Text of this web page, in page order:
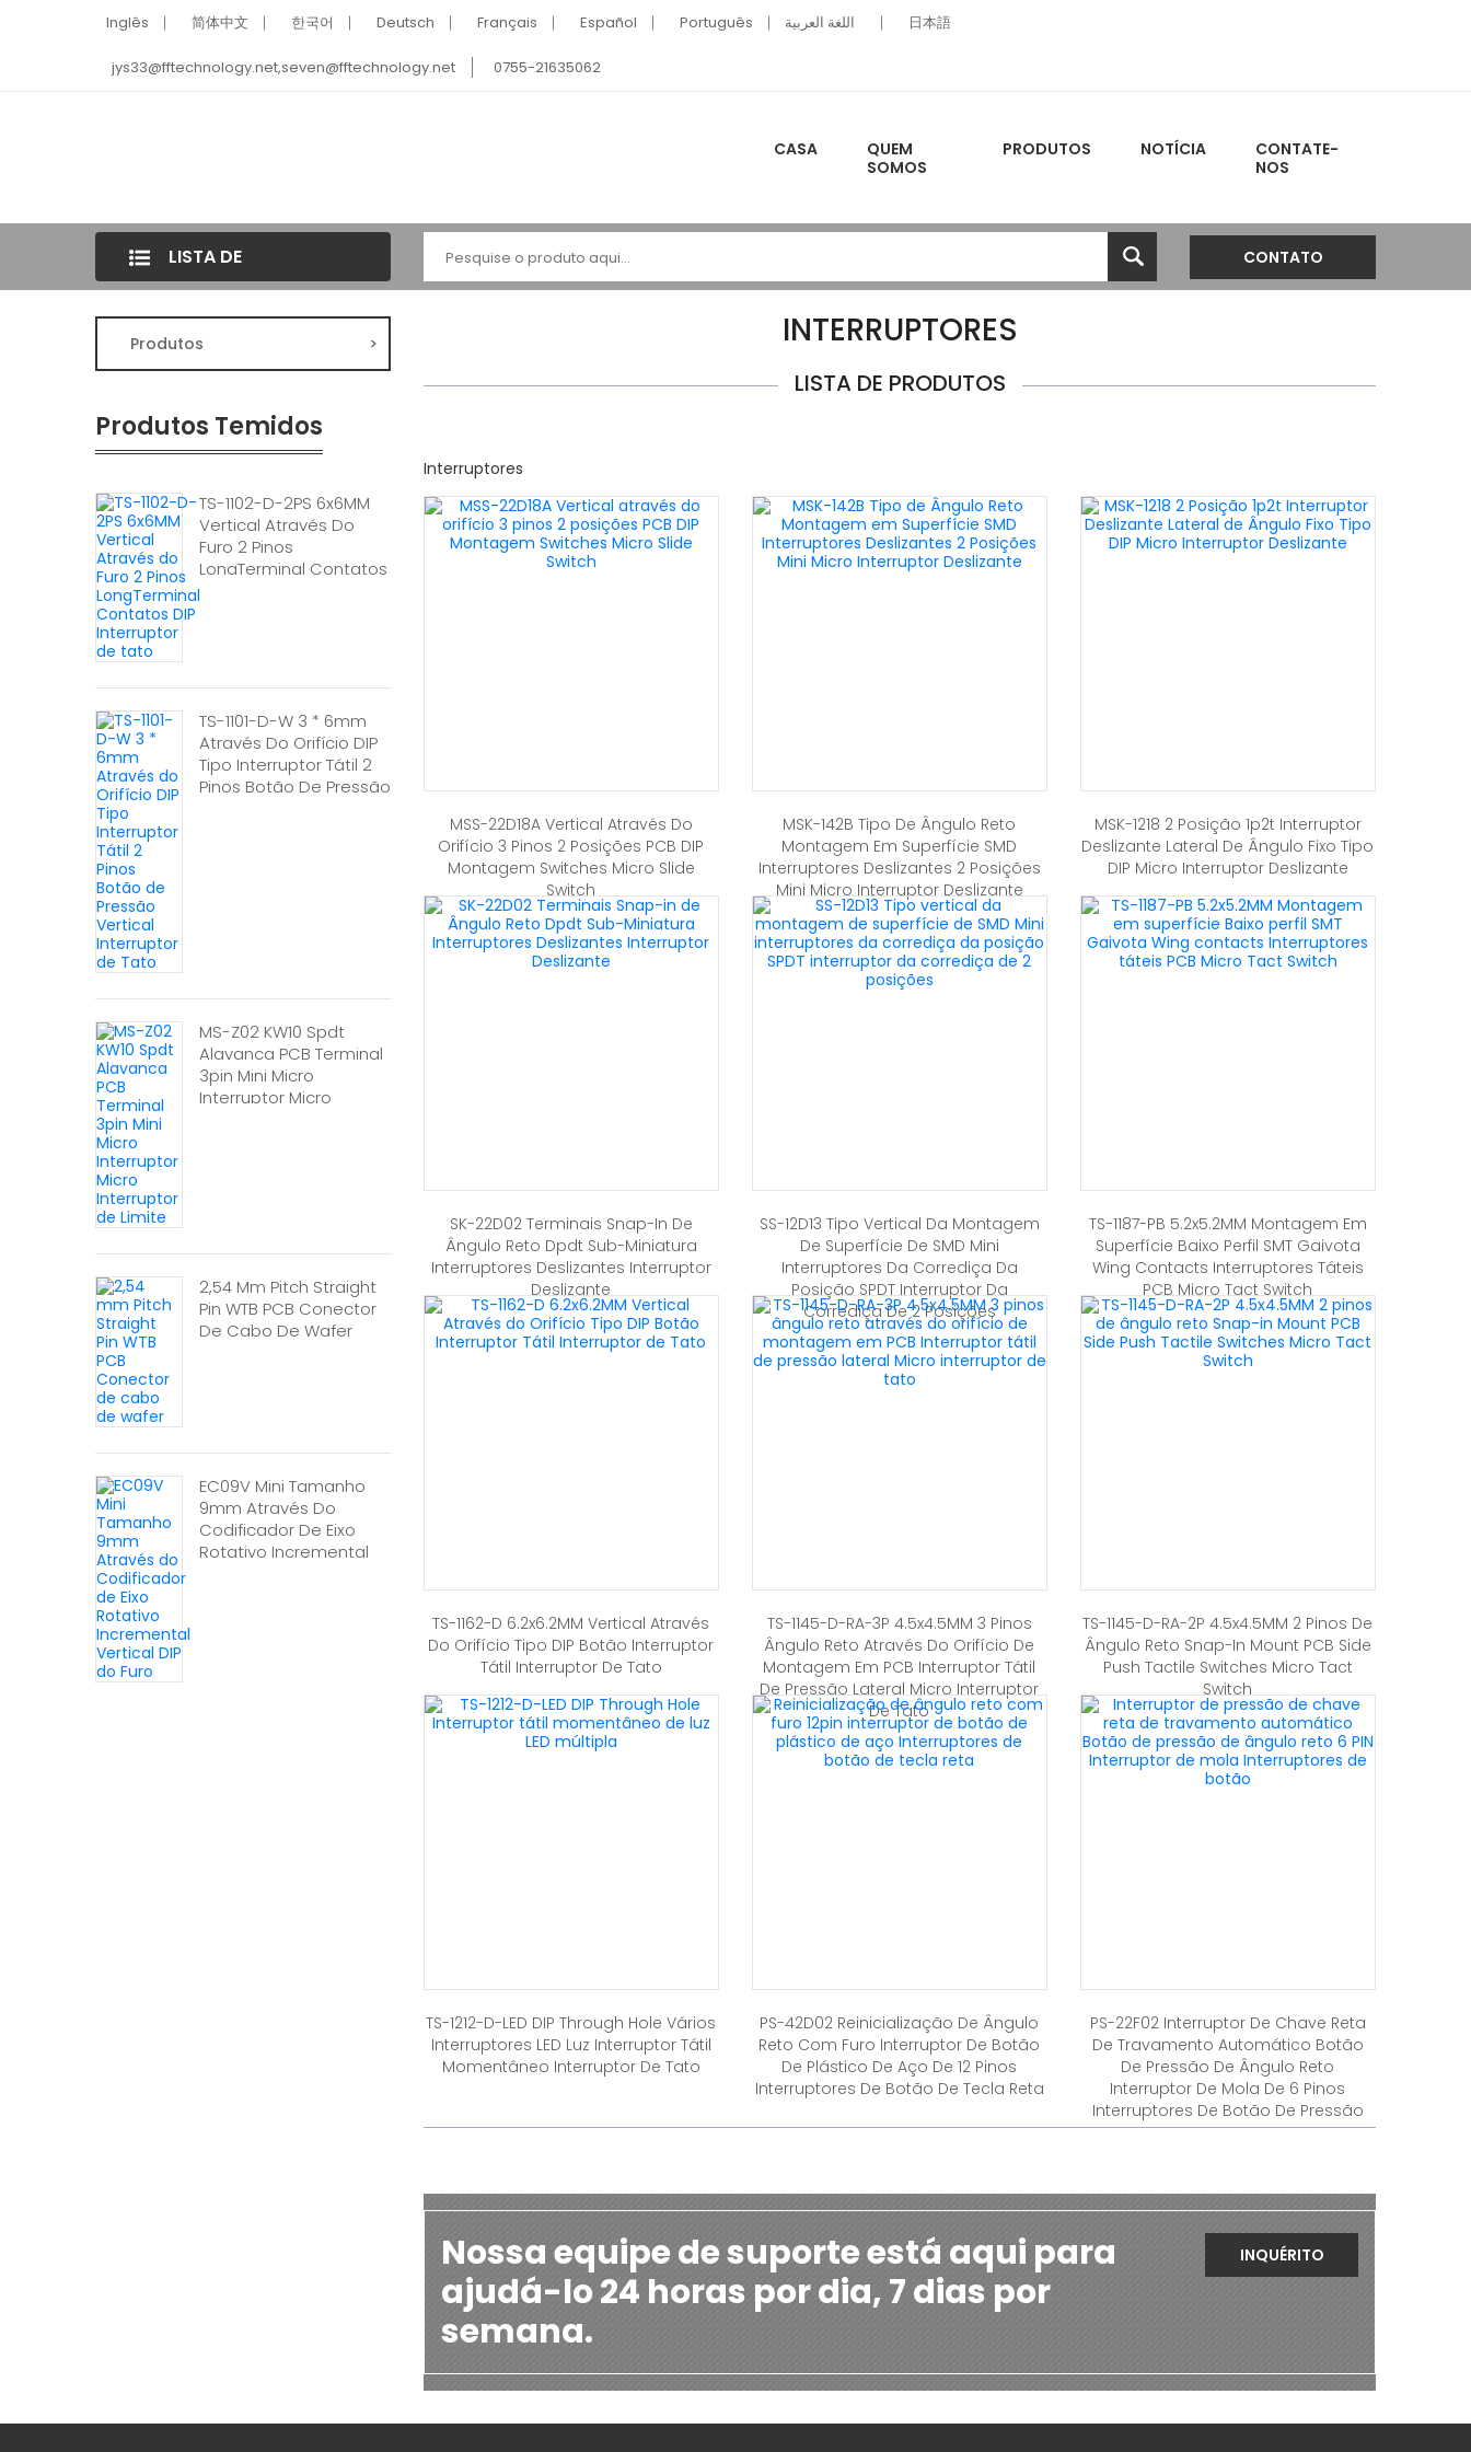
Inglês 简体中文 한국어 Deutsch Français Español Português اللغة العربية 日本語
jys33@fftechnology.net,seven@fftechnology.net 0755-21635062
CASA
QUEM
SOMOS
PRODUTOS NOTÍCIA
CONTATE-
NOS
LISTA DE
CONTATO
Produtos >
Produtos Temidos
TS-1102-D-2PS 6x6MM
Vertical Através Do
Furo 2 Pinos
LongTerminal Contatos
TS-1101-D-W 3 * 6mm
Através Do Orifício DIP
Tipo Interruptor Tátil 2
Pinos Botão De Pressão
MS-Z02 KW10 Spdt
Alavanca PCB Terminal
3pin Mini Micro
Interruptor Micro
2,54 Mm Pitch Straight
Pin WTB PCB Conector
De Cabo De Wafer
EC09V Mini Tamanho
9mm Através Do
Codificador De Eixo
Rotativo Incremental
INTERRUPTORES
LISTA DE PRODUTOS
Interruptores
MSS-22D18A Vertical Através Do
Orifício 3 Pinos 2 Posições PCB DIP
Montagem Switches Micro Slide
Switch
MSK-142B Tipo De Ângulo Reto
Montagem Em Superfície SMD
Interruptores Deslizantes 2 Posições
Mini Micro Interruptor Deslizante
MSK-1218 2 Posição 1p2t Interruptor
Deslizante Lateral De Ângulo Fixo Tipo
DIP Micro Interruptor Deslizante
SK-22D02 Terminais Snap-In De
Ângulo Reto Dpdt Sub-Miniatura
Interruptores Deslizantes Interruptor
Deslizante
SS-12D13 Tipo Vertical Da Montagem
De Superfície De SMD Mini
Interruptores Da Corrediça Da
Posição SPDT Interruptor Da
Corrediça De 2 Posições
TS-1187-PB 5.2x5.2MM Montagem Em
Superfície Baixo Perfil SMT Gaivota
Wing Contacts Interruptores Táteis
PCB Micro Tact Switch
TS-1162-D 6.2x6.2MM Vertical Através
Do Orifício Tipo DIP Botão Interruptor
Tátil Interruptor De Tato
TS-1145-D-RA-3P 4.5x4.5MM 3 Pinos
Ângulo Reto Através Do Orifício De
Montagem Em PCB Interruptor Tátil
De Pressão Lateral Micro Interruptor
De Tato
TS-1145-D-RA-2P 4.5x4.5MM 2 Pinos De
Ângulo Reto Snap-In Mount PCB Side
Push Tactile Switches Micro Tact
Switch
TS-1212-D-LED DIP Through Hole Vários
Interruptores LED Luz Interruptor Tátil
Momentâneo Interruptor De Tato
PS-42D02 Reinicialização De Ângulo
Reto Com Furo Interruptor De Botão
De Plástico De Aço De 12 Pinos
Interruptores De Botão De Tecla Reta
PS-22F02 Interruptor De Chave Reta
De Travamento Automático Botão
De Pressão De Ângulo Reto
Interruptor De Mola De 6 Pinos
Interruptores De Botão De Pressão
Nossa equipe de suporte está aqui para
ajudá-lo 24 horas por dia, 7 dias por
semana.
INQUÉRITO